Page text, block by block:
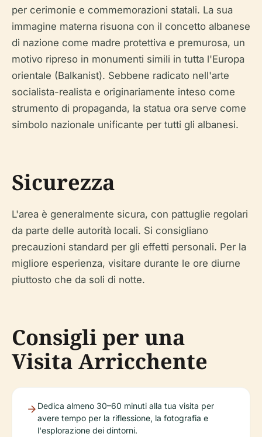
per cerimonie e commemorazioni statali. La sua
immagine materna risuona con il concetto albanese
di nazione come madre protettiva e premurosa, un
motivo ripreso in monumenti simili in tutta l'Europa
orientale (Balkanist). Sebbene radicato nell'arte
socialista-realista e originariamente inteso come
strumento di propaganda, la statua ora serve come
simbolo nazionale unificante per tutti gli albanesi.
Sicurezza
L'area è generalmente sicura, con pattuglie regolari
da parte delle autorità locali. Si consigliano
precauzioni standard per gli effetti personali. Per la
migliore esperienza, visitare durante le ore diurne
piuttosto che da soli di notte.
Consigli per una
Visita Arricchente
Dedica almeno 30–60 minuti alla tua visita per
avere tempo per la riflessione, la fotografia e
l'esplorazione dei dintorni.